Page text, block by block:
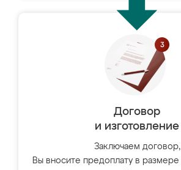
Договор
и изготовление
Заключаем договор,
Вы вносите предоплату в размере